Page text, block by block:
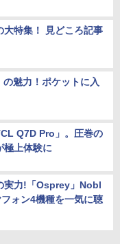
大特集！ 見どころ記事
魅力！ポケットに入
Q7D Pro」。圧巻の
極上体験に
実力!「Osprey」Nobl
ォン4機種を一気に聴